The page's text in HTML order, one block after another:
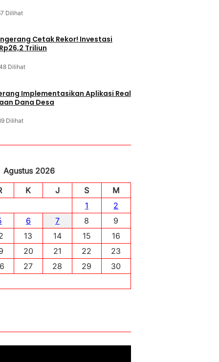
Dilihat
Cetak Rekor! Investasi
Triliun
Dilihat
Implementasikan Aplikasi Real
Dana Desa
Dilihat
Agustus 2026
K J S
M
1
2
6 7 8
9
13 14 15
16
20 21 22
23
27 28 29
30